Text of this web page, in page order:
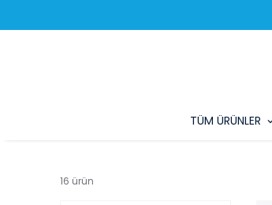
TÜM ÜRÜNLER
16 ürün